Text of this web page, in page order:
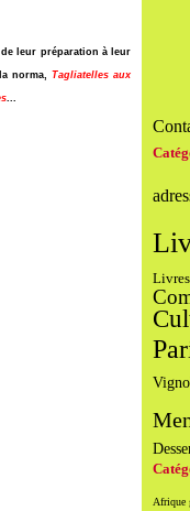
leur préparation à leur
norma,Tagliatelles aux
...
Afrique